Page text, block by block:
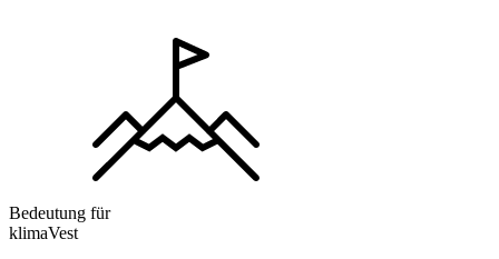
Bedeutung für
klimaVest